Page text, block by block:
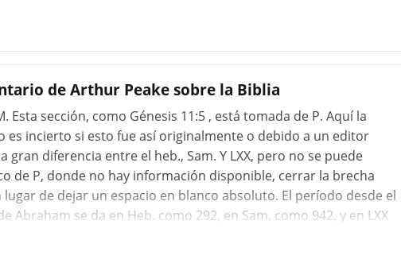
por los ríos Eufrates y Tigris, fué elegido como el centro de su
no hay piedra en esa región, el ladrillo era y es el
como se ve en el montón de ruinas en Birs Nimroud, que
fundada por aquellos antiguos rebeldes. Algunos de los
de Arthur Peake sobre la Biblia
Esta sección, como Génesis 11:5 , está tomada de P. Aquí la
es incierto si esto fue así originalmente o debido a un editor
gran diferencia entre el heb., Sam. Y LXX, pero no se puede
de P, donde no hay información disponible, cerrar la brecha
de dejar un espacio en blanco absoluto. El período desde el
Abraham se da en Heb. como 292, en Sam. como 942, y en LXX
El período en heb. es increíblemente corto, pero el Sam.
período anterior y el posterior al engendramiento del hijo